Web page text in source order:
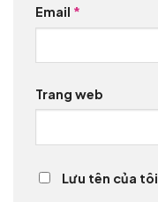
Email *
Trang web
Lưu tên của